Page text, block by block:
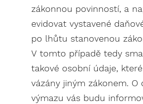
zákonnou povinností, a
evidovat vystavené
po lhůtu stanovenou
V tomto případě tedy
takové osobní údaje,
vázány jiným zákonem. O
výmazu vás budu